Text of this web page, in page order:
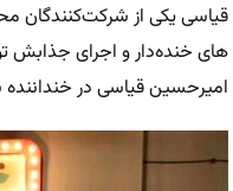
قیاسی یکی از شرکت‌کنندگان
‌های خنده‌دار و اجرای جذابش
امیرحسین قیاسی در